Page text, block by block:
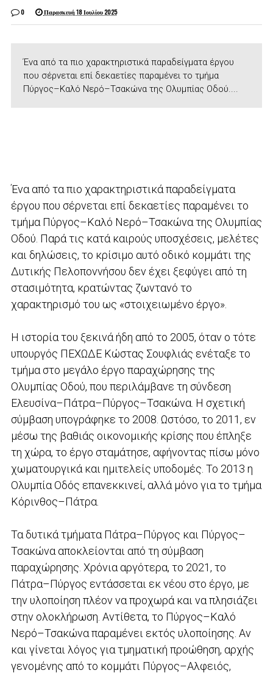
0 Παρασκευή 18 Ιουλίου 2025
Ένα από τα πιο χαρακτηριστικά παραδείγματα έργου
που σέρνεται επί δεκαετίες παραμένει το τμήμα
Πύργος–Καλό Νερό–Τσακώνα της Ολυμπίας Οδού....
Ένα από τα πιο χαρακτηριστικά παραδείγματα
έργου που σέρνεται επί δεκαετίες παραμένει το
τμήμα Πύργος–Καλό Νερό–Τσακώνα της Ολυμπίας
Οδού. Παρά τις κατά καιρούς υποσχέσεις, μελέτες
και δηλώσεις, το κρίσιμο αυτό οδικό κομμάτι της
Δυτικής Πελοποννήσου δεν έχει ξεφύγει από τη
στασιμότητα, κρατώντας ζωντανό το
χαρακτηρισμό του ως «στοιχειωμένο έργο».
Η ιστορία του ξεκινά ήδη από το 2005, όταν ο τότε
υπουργός ΠΕΧΩΔΕ Κώστας Σουφλιάς ενέταξε το
τμήμα στο μεγάλο έργο παραχώρησης της
Ολυμπίας Οδού, που περιλάμβανε τη σύνδεση
Ελευσίνα–Πάτρα–Πύργος–Τσακώνα. Η σχετική
σύμβαση υπογράφηκε το 2008. Ωστόσο, το 2011, εν
μέσω της βαθιάς οικονομικής κρίσης που έπληξε
τη χώρα, το έργο σταμάτησε, αφήνοντας πίσω μόνο
χωματουργικά και ημιτελείς υποδομές. Το 2013 η
Ολυμπία Οδός επανεκκινεί, αλλά μόνο για το τμήμα
Κόρινθος–Πάτρα.
Τα δυτικά τμήματα Πάτρα–Πύργος και Πύργος–
Τσακώνα αποκλείονται από τη σύμβαση
παραχώρησης. Χρόνια αργότερα, το 2021, το
Πάτρα–Πύργος εντάσσεται εκ νέου στο έργο, με
την υλοποίηση πλέον να προχωρά και να πλησιάζει
στην ολοκλήρωση. Αντίθετα, το Πύργος–Καλό
Νερό–Τσακώνα παραμένει εκτός υλοποίησης. Αν
και γίνεται λόγος για τμηματική προώθηση, αρχής
γενομένης από το κομμάτι Πύργος–Αλφειός,